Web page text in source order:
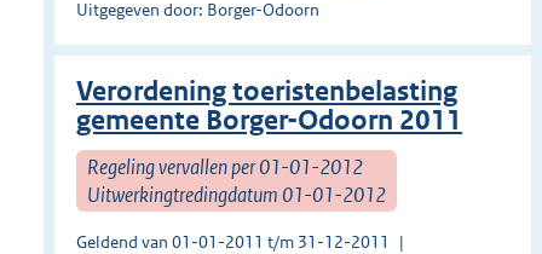
Uitgegeven door: Borger-Odoorn
Verordening toeristenbelasting
gemeente Borger-Odoorn 2011
Regeling vervallen per 01-01-2012
Uitwerkingtredingdatum 01-01-2012
Geldend van 01-01-2011 t/m 31-12-2011